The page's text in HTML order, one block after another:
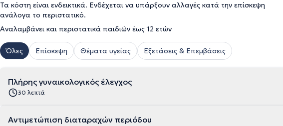
Τα κόστη είναι ενδεικτικά. Ενδέχεται να υπάρξουν αλλαγές κατά την επίσκεψη
ανάλογα το περιστατικό.
Αναλαμβάνει και περιστατικά παιδιών έως 12 ετών
Όλες Επίσκεψη Θέματα υγείας Εξετάσεις & Επεμβάσεις
Πλήρης γυναικολογικός έλεγχος
30 λεπτά
Αντιμετώπιση διαταραχών περιόδου